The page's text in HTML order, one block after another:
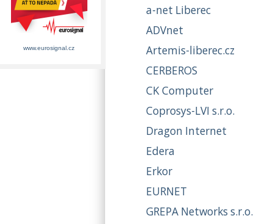
a-net Liberec
ADVnet
Artemis-liberec.cz
CERBEROS
CK Computer
Coprosys-LVI s.r.o.
Dragon Internet
Edera
Erkor
EURNET
GREPA Networks s.r.o.
www.eurosignal.cz